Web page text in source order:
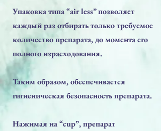
Упаковка типа “air less” позволяет
каждый раз отбирать только требуемое
количество препарата, до момента его
полного израсходования.
Таким образом, обеспечивается
гигиеническая безопасность препарата.
Нажимая на “cup”, препарат